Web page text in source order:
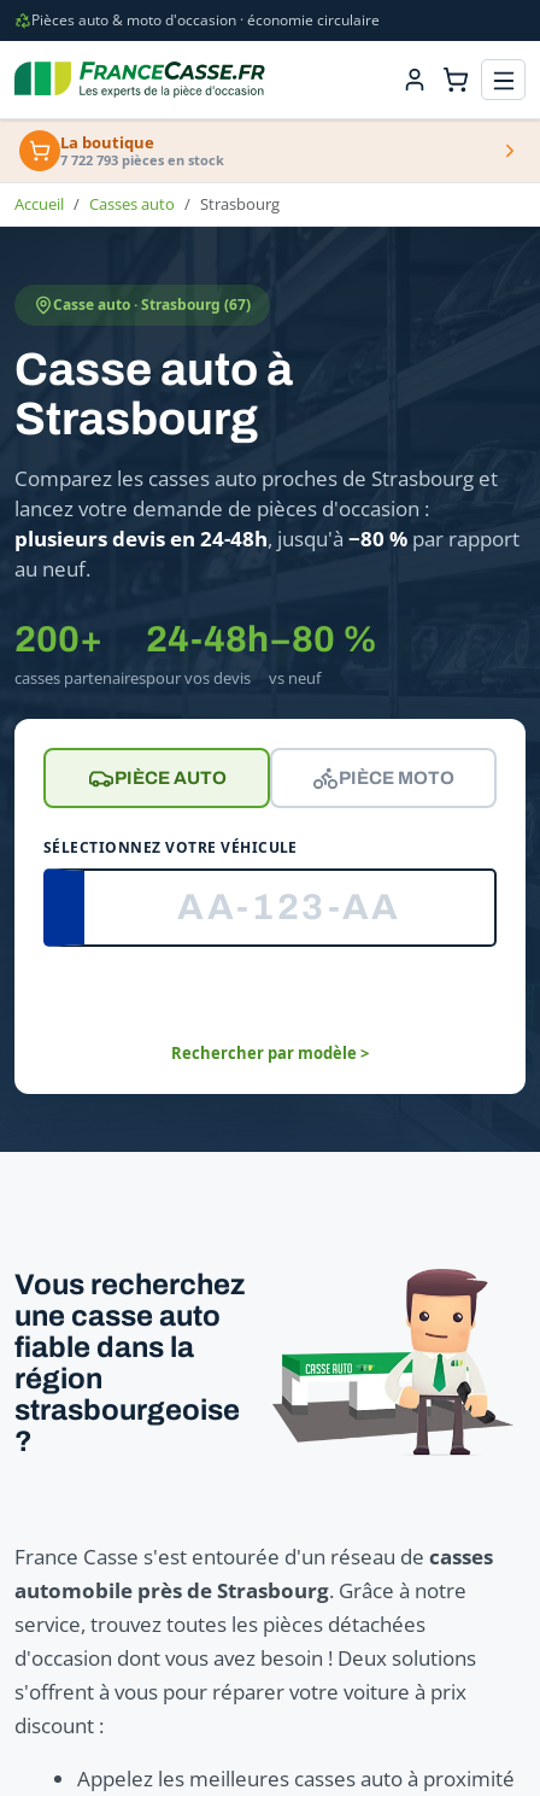
Pièces auto & moto d'occasion · économie circulaire
La boutique
7 722 793 pièces en stock
Accueil Casses auto Strasbourg
Casse auto · Strasbourg (67)
Casse auto à
Strasbourg
Comparez les casses auto proches de Strasbourg et
lancez votre demande de pièces d'occasion :
plusieurs devis en 24-48h, jusqu'à −80 % par rapport
au neuf.
200+
casses partenaires
24-48h
pour vos devis
−80 %
vs neuf
PIÈCE AUTO PIÈCE MOTO
SÉLECTIONNEZ VOTRE VÉHICULE
Rechercher par modèle >
Vous recherchez
une casse auto
fiable dans la
région
strasbourgeoise
?
France Casse s'est entourée d'un réseau de casses
automobile près de Strasbourg. Grâce à notre
service, trouvez toutes les pièces détachées
d'occasion dont vous avez besoin ! Deux solutions
s'offrent à vous pour réparer votre voiture à prix
discount :
Appelez les meilleures casses auto à proximité